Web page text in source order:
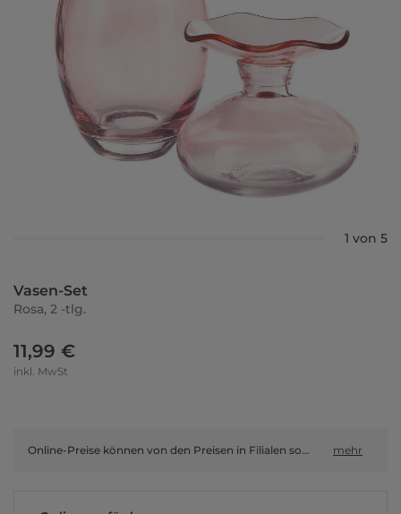
1 von 5
Vasen-Set
Rosa, 2 -tlg.
11,99 €
inkl. MwSt
Online-Preise können von den Preisen in Filialen sowie Shop-in-Shop-Flächen abweichen. mehr